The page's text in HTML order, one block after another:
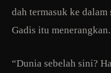
dah termasuk ke dalam
Gadis itu menerangkan.
“Dunia sebelah sini?